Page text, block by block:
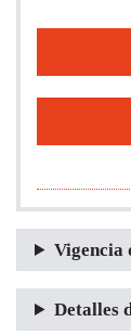
Vigencia
Detalles